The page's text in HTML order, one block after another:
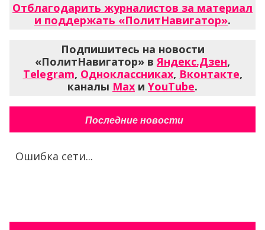
Отблагодарить журналистов за материал
и поддержать «ПолитНавигатор».
Подпишитесь на новости
«ПолитНавигатор» вЯндекс.Дзен,
Telegram, Одноклассниках, Вконтакте,
каналы Max и YouTube.
Последние новости
Ошибка сети...